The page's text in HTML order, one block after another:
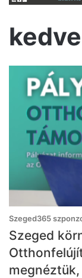
Szeged365
Szeged